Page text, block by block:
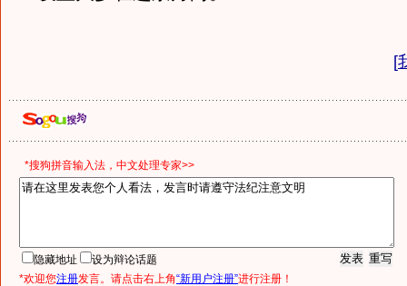
[
*搜狗拼音输入法，中文处理专家>>
隐藏地址
设为辩论话题
*欢迎您注册发言。请点击右上角“新用户注册”进行注册！